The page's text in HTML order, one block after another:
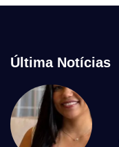
Última Notícias